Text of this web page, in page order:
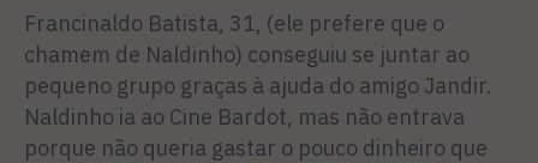
Francinaldo Batista, 31, (ele prefere que o
chamem de Naldinho) conseguiu se juntar ao
pequeno grupo graças à ajuda do amigo Jandir.
Naldinho ia ao Cine Bardot, mas não entrava
porque não queria gastar o pouco dinheiro que